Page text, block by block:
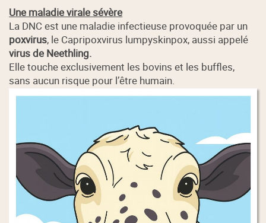
Une maladie virale sévère
La DNC est une maladie infectieuse provoquée par un
poxvirus, le Capripoxvirus lumpyskinpox, aussi appelé
virus de Neethling.
Elle touche exclusivement les bovins et les buffles,
sans aucun risque pour l’être humain.